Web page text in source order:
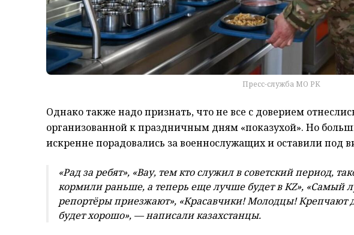
Пресс-служба МО РК
Однако также надо признать, что не все с доверием
организованной к праздничным дням «показухой». Но
искренне порадовались за военнослужащих и оставили под
«Рад за ребят», «Вау, тем кто служил в советский период,
кормили раньше, а теперь еще лучше будет в КZ», «Самый
репортёры приезжают», «Красавчики! Молодцы! Крепчают
будет хорошо», — написали казахстанцы.